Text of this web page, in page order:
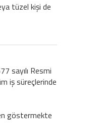
tüzel kişi de
sayılı Resmi
iş süreçlerinde
göstermekte